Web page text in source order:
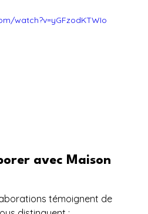
watch?v=yGFzodKTWIo
avec Maison
témoignent de